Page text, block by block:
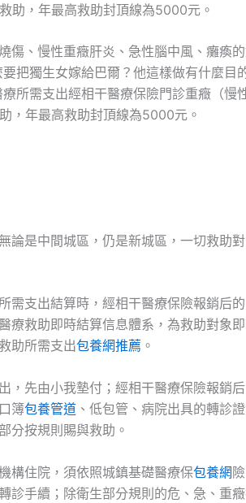
助，年最高救助封頂線為5000元。
傷、慢性重癥肝炎、急性腦中風、癱瘓
把獨生女嫁給巴爾？他這樣做有什麼目
所需支出經相干醫療保險門診重癥（慢
，年最高救助封頂線為5000元。
論是中間城區，仍是新城區，一切救助
需支出結算時，經相干醫療保險報銷后的
療救助即時結算信息體系，為救助對象
助所需支出包養網推薦 。
，先由小我墊付；經相干醫療保險報銷
簿包養管道 、低包管、病院出具的轉診
分按規則賜與救助。
構住院，須依照城鎮基礎醫療保包養網
診手續；除衛生部分規則的危、急、重